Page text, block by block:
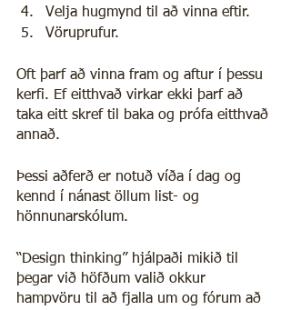
Velja hugmynd til að vinna eftir.
Vöruprufur.
Oft þarf að vinna fram og aftur í þessu
kerfi. Ef eitthvað virkar ekki þarf að
taka eitt skref til baka og prófa eitthvað
annað.
Þessi aðferð er notuð víða í dag og
kennd í nánast öllum list- og
hönnunarskólum.
“Design thinking” hjálpaði mikið til
þegar við höfðum valið okkur
hampvöru til að fjalla um og fórum að